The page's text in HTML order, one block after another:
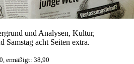
und Analysen, Kultur,
Samstag acht Seiten extra.
ermäßigt: 38,90